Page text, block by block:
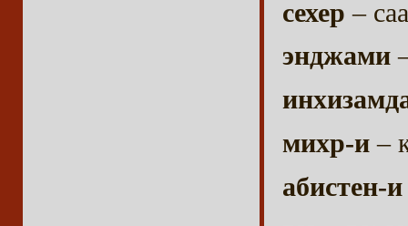
сехер –
энджами
михр-и–
абистен-и